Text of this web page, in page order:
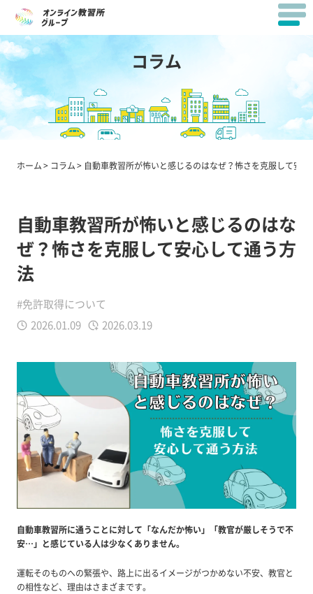
コラム
ホーム コラム 自動車教習所が怖いと感じるのはなぜ？怖さを克服して安
自動車教習所が怖いと感じるのはな
ぜ？怖さを克服して安心して通う方
法
#免許取得について
2026.01.09
2026.03.19
自動車教習所に通うことに対して「なんだか怖い」「教官が厳しそうで不
安…」と感じている人は少なくありません。
運転そのものへの緊張や、路上に出るイメージがつかめない不安、教官と
の相性など、理由はさまざまです。